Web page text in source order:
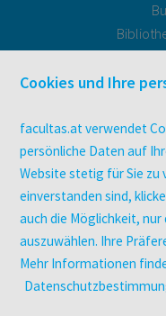
Cookies und Ihre
facultas.at verwendet
persönliche Daten auf
Website stetig für Sie zu
einverstanden sind,
auch die Möglichkeit,
auszuwählen. Ihre
Mehr Informationen